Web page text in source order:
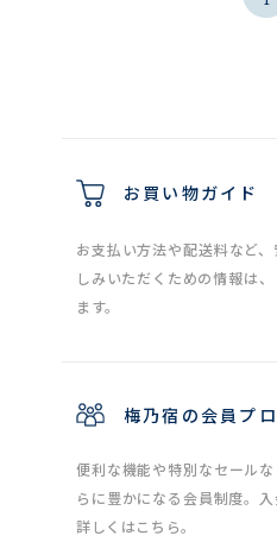
お買い物ガイド
お支払い方法や配送料など
しみいただくための情報は
ます。
梅乃宿の会員プ
便利な機能や特別なセール
らに豊かになる会員制度。
詳しくはこちら。